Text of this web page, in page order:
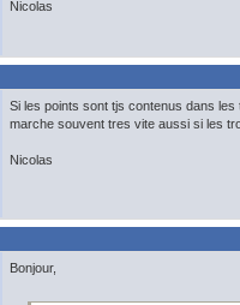
Nicolas
Si les points sont tjs contenus dans
marche souvent tres vite aussi si les
Nicolas
Bonjour,